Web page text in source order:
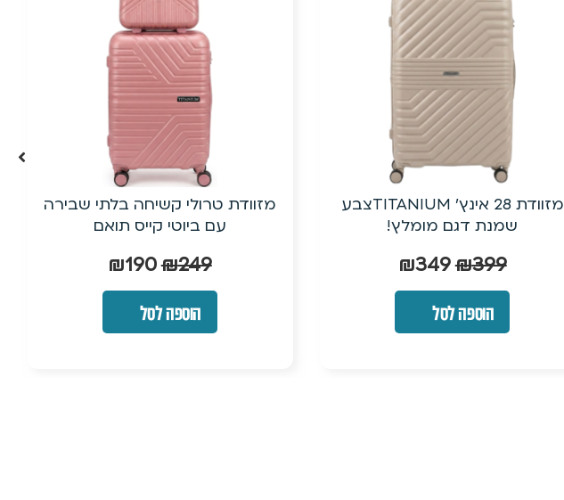
מזוודת טרולי קשיחה בלתי שבירה
עם ביוטי קייס תואם
₪249
₪190
הוספה לסל
20״ טרולי עלייה למטוס מפוליפרופילן
₪249
₪190
הוספה לסל